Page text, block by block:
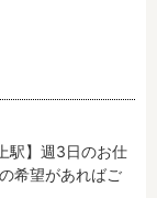
】週3日のお仕
希望があればご